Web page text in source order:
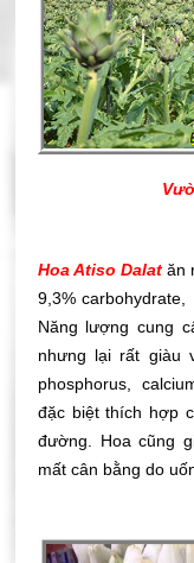
Hoa Atiso Dalatăn
9,3%
Năng lượng cung
nhưng lại rất giàu
phosphorus,
đặc biệt thích hợp
đường. Hoa cũng
mất cân bằng do